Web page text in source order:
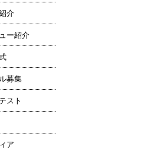
介
ー紹介
募集
スト
ア